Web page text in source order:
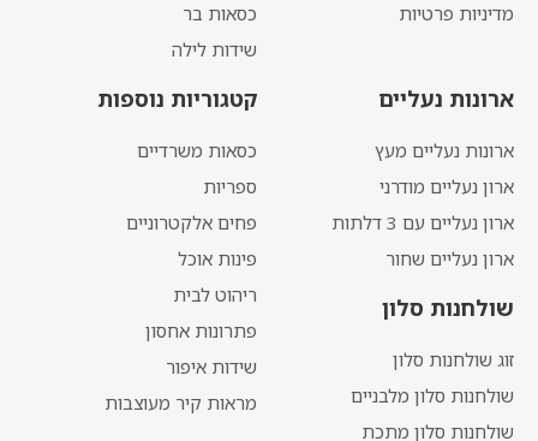
מדיניות פרטיות
כסאות בר
שידות לילה
ארונות נעליים
ארונות נעליים מעץ
ארון נעליים מודרני
ארון נעליים עם 3 דלתות
ארון נעליים שחור
שולחנות סלון
זוג שולחנות סלון
שולחנות סלון מלבניים
שולחנות סלון מתכת
קטגוריות נוספות
כסאות משרדיים
ספריות
פחים אלקטרוניים
פינות אוכל
ריהוט לבית
פתרונות אחסון
שידות איפור
מראות קיר מעוצבות